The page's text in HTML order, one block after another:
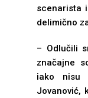
scenarista
delimično
– Odlučili
značajne
iako nisu
Jovanović,